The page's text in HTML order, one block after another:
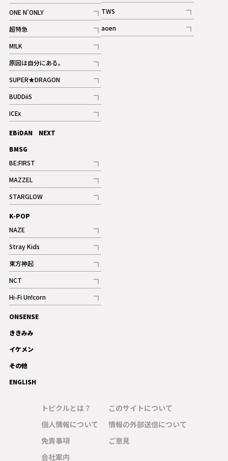
記事
ONE N’ONLY
記事
超特急
記事
M!LK
記事
原因は自分にある。
記事
SUPER★DRAGON
記事
BUDDiiS
記事
ICEx
記事
EBiDAN NEXT
BMSG
BE:FIRST
記事
ギャラリー
MAZZEL
記事
ギャラリー
STARGLOW
記事
記事
TWS
記事
aoen
記事
K-POP
NAZE
記事
Stray Kids
記事
東方神起
記事
NCT
記事
Hi-Fi Un!corn
記事
ギャラリー
ONSENSE
ききみみ
イケメン
その他
ENGLISH
トピクルとは？
個人情報について
免責事項
会社案内
このサイトについて
情報の外部送信について
ご意見